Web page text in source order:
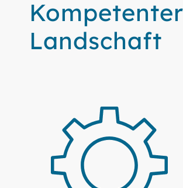
Landschaft